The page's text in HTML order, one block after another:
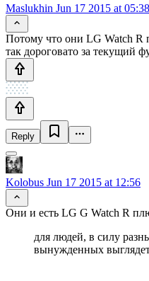
Maslukhin Jun 17 2015 at 05:38
Потому что они LG Watch R
так дороговато за текущий
Reply
Kolobus Jun 17 2015 at 12:56
Они и есть LG G Watch R
для людей, в силу
вынужденных